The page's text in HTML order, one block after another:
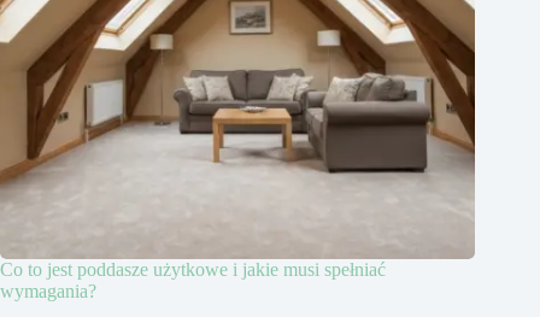
Co to jest poddasze użytkowe i jakie musi spełniać
wymagania?